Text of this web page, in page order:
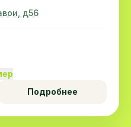
д56
Подробнее